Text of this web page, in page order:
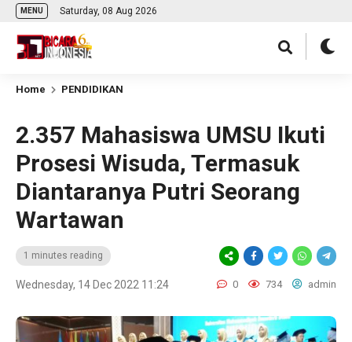
MENU Saturday, 08 Aug 2026
Home PENDIDIKAN
2.357 Mahasiswa UMSU Ikuti
Prosesi Wisuda, Termasuk
Diantaranya Putri Seorang
Wartawan
1 minutes reading
Wednesday, 14 Dec 2022 11:24 0 734 admin